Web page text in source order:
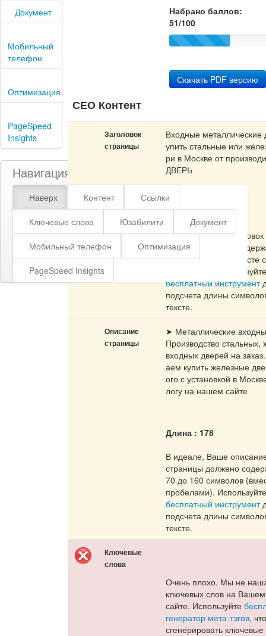
Документ
Мобильный
телефон
Оптимизация
PageSpeed
Insights
Навигация
Наверх Контент Ссылки
Ключевые слова Юзабилити Документ
Мобильный телефон Оптимизация
PageSpeed Insights
Набрано баллов:
51/100
Скачать PDF версию
СЕО Контент
Заголовок
страницы
Входные металлические
упить стальные или
ри в Москве от
ДВЕРЬ
Длина : 98
В идеале, Ваш заголовок
страницы должен
до 70 символов (вместе с
пробелами).
бесплатный инструмент
подсчета длины
тексте.
Описание
страницы
➤ Металлические
Производство стальных,
входных дверей на
аем купить железные
ого с установкой в
логу на нашем сайте
Длина : 178
В идеале, Ваше
страницы должено
70 до 160 символов
пробелами).
бесплатный инструмент
подсчета длины
тексте.
Ключевые
слова
Очень плохо. Мы не
ключевых слов на
сайте. Используйте
генератор мета-тэгов,
сгенерировать